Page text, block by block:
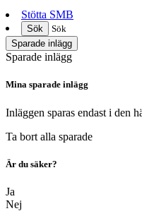
Stötta SMB
Sök
Sök
Sparade inlägg
Sparade inlägg
Mina sparade inlägg
Inläggen sparas endast i den
Ta bort alla sparade
Är du säker?
Ja
Nej